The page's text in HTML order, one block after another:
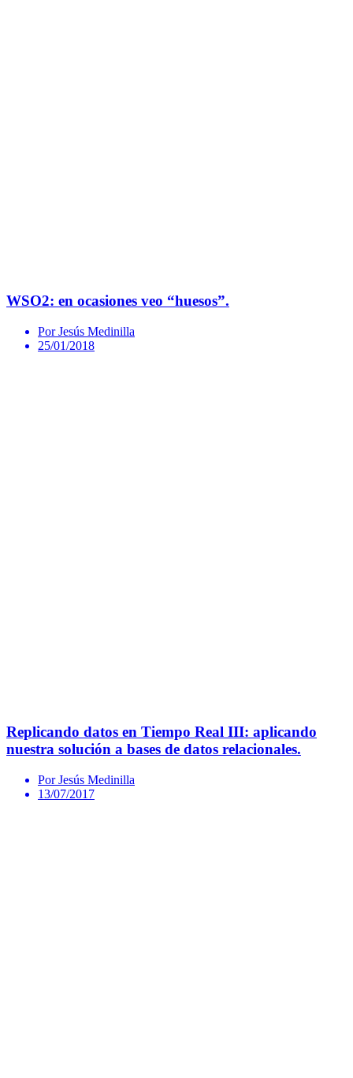
WSO2: en ocasiones veo “huesos”.
Por Jesús Medinilla
25/01/2018
Replicando datos en Tiempo Real III: aplicando
nuestra solución a bases de datos relacionales.
Por Jesús Medinilla
13/07/2017